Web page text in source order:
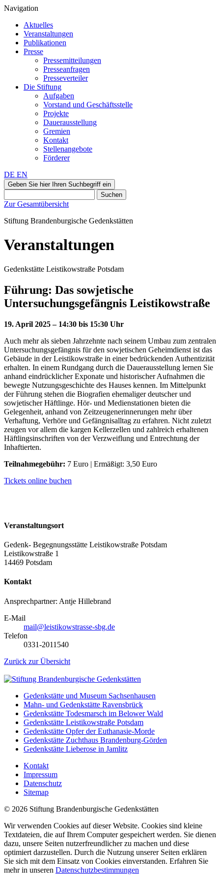
Navigation
Aktuelles
Veranstaltungen
Publikationen
Presse
Pressemitteilungen
Presseanfragen
Presseverteiler
Die Stiftung
Aufgaben
Vorstand und Geschäftsstelle
Projekte
Dauerausstellung
Gremien
Kontakt
Stellenangebote
Förderer
DE EN
Geben Sie hier Ihren Suchbegriff ein
Suchen
Zur Gesamtübersicht
Stiftung Brandenburgische Gedenkstätten
Veranstaltungen
Gedenkstätte Leistikowstraße Potsdam
Führung: Das sowjetische
Untersuchungsgefängnis Leistikowstraße
19. April 2025 – 14:30 bis 15:30 Uhr
Auch mehr als sieben Jahrzehnte nach seinem Umbau zum zentralen
Untersuchungsgefängnis für den sowjetischen Geheimdienst ist das
Gebäude in der Leistikowstraße in einer bedrückenden Authentizität
erhalten. In einem Rundgang durch die Dauerausstellung lernen Sie
anhand eindrücklicher Exponate und historischer Aufnahmen die
bewegte Nutzungsgeschichte des Hauses kennen. Im Mittelpunkt
der Führung stehen die Biografien ehemaliger deutscher und
sowjetischer Häftlinge. Hör- und Medienstationen bieten die
Gelegenheit, anhand von Zeitzeugenerinnerungen mehr über
Verhaftung, Verhöre und Gefängnisalltag zu erfahren. Nicht zuletzt
zeugen vor allem die kargen Kellerzellen und zahlreich erhaltenen
Häftlingsinschriften von der Verzweiflung und Entrechtung der
Inhaftierten.
Teilnahmegebühr: 7 Euro | Ermäßigt: 3,50 Euro
Tickets online buchen
Veranstaltungsort
Gedenk- Begegnungsstätte Leistikowstraße Potsdam
Leistikowstraße 1
14469 Potsdam
Kontakt
Ansprechpartner: Antje Hillebrand
E-Mail
mail@leistikowstrasse-sbg.de
Telefon
0331-2011540
Zurück zur Übersicht
Gedenkstätte und Museum Sachsenhausen
Mahn- und Gedenkstätte Ravensbrück
Gedenkstätte Todesmarsch im Belower Wald
Gedenkstätte Leistikowstraße Potsdam
Gedenkstätte Opfer der Euthanasie-Morde
Gedenkstätte Zuchthaus Brandenburg-Görden
Gedenkstätte Lieberose in Jamlitz
Kontakt
Impressum
Datenschutz
Sitemap
© 2026 Stiftung Brandenburgische Gedenkstätten
Wir verwenden Cookies auf dieser Website. Cookies sind kleine
Textdateien, die auf Ihrem Computer gespeichert werden. Sie dienen
dazu, unsere Seiten nutzerfreundlicher zu machen und diese
optimiert darzustellen. Durch die Nutzung unserer Seiten erklären
Sie sich mit dem Einsatz von Cookies einverstanden. Erfahren Sie
mehr in unseren Datenschutzbestimmungen